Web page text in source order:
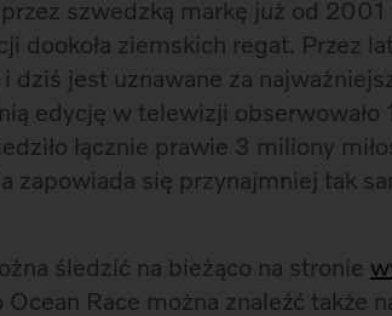
szwedzką markę już od
dookoła ziemskich regat. Przez
dziś jest uznawane za
edycję w telewizji obserwowało
łącznie prawie 3 miliony
zapowiada się przynajmniej tak
śledzić na bieżąco na stronie
Race można znaleźć także